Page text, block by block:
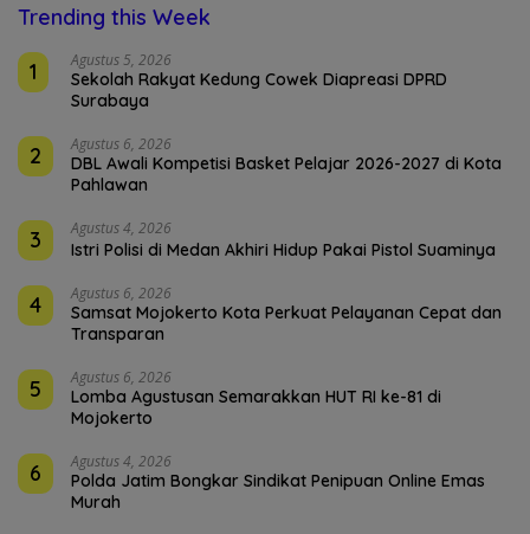
Trending this Week
1
Agustus 5, 2026
Sekolah Rakyat Kedung Cowek Diapreasi DPRD
Surabaya
2 Agustus 6, 2026
DBL Awali Kompetisi Basket Pelajar 2026-2027 di Kota
Pahlawan
3 Agustus 4, 2026
Istri Polisi di Medan Akhiri Hidup Pakai Pistol Suaminya
4 Agustus 6, 2026
Samsat Mojokerto Kota Perkuat Pelayanan Cepat dan
Transparan
5 Agustus 6, 2026
Lomba Agustusan Semarakkan HUT RI ke-81 di
Mojokerto
6 Agustus 4, 2026
Polda Jatim Bongkar Sindikat Penipuan Online Emas
Murah